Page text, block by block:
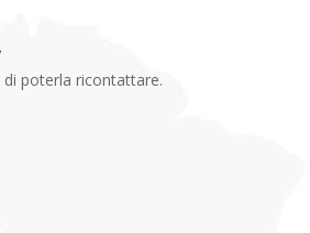
poterla ricontattare.